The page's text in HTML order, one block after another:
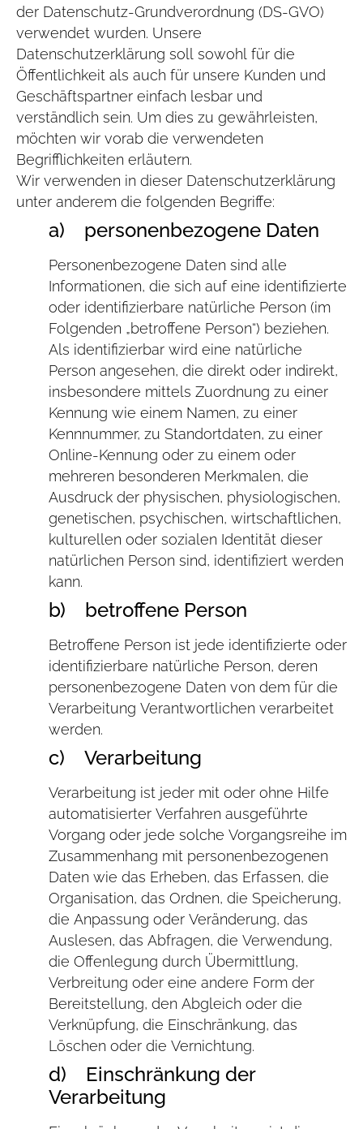
der Datenschutz-Grundverordnung (DS-GVO)
verwendet wurden. Unsere
Datenschutzerklärung soll sowohl für die
Öffentlichkeit als auch für unsere Kunden und
Geschäftspartner einfach lesbar und
verständlich sein. Um dies zu gewährleisten,
möchten wir vorab die verwendeten
Begrifflichkeiten erläutern.
Wir verwenden in dieser Datenschutzerklärung
unter anderem die folgenden Begriffe:
a) personenbezogene Daten
Personenbezogene Daten sind alle
Informationen, die sich auf eine identifizierte
oder identifizierbare natürliche Person (im
Folgenden „betroffene Person“) beziehen.
Als identifizierbar wird eine natürliche
Person angesehen, die direkt oder indirekt,
insbesondere mittels Zuordnung zu einer
Kennung wie einem Namen, zu einer
Kennnummer, zu Standortdaten, zu einer
Online-Kennung oder zu einem oder
mehreren besonderen Merkmalen, die
Ausdruck der physischen, physiologischen,
genetischen, psychischen, wirtschaftlichen,
kulturellen oder sozialen Identität dieser
natürlichen Person sind, identifiziert werden
kann.
b) betroffene Person
Betroffene Person ist jede identifizierte oder
identifizierbare natürliche Person, deren
personenbezogene Daten von dem für die
Verarbeitung Verantwortlichen verarbeitet
werden.
c) Verarbeitung
Verarbeitung ist jeder mit oder ohne Hilfe
automatisierter Verfahren ausgeführte
Vorgang oder jede solche Vorgangsreihe im
Zusammenhang mit personenbezogenen
Daten wie das Erheben, das Erfassen, die
Organisation, das Ordnen, die Speicherung,
die Anpassung oder Veränderung, das
Auslesen, das Abfragen, die Verwendung,
die Offenlegung durch Übermittlung,
Verbreitung oder eine andere Form der
Bereitstellung, den Abgleich oder die
Verknüpfung, die Einschränkung, das
Löschen oder die Vernichtung.
d) Einschränkung der
Verarbeitung